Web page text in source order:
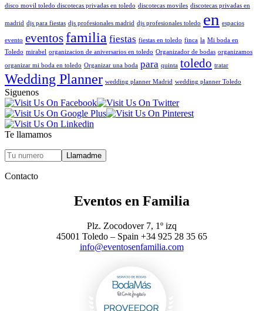
disco movil toledo discotecas privadas en toledo discotecas moviles discotecas privadas en
madrid djs para fiestas djs profesionales madrid djs profesionales toledo en espacios
evento eventosfamilia fiestas fiestas en toledo finca la Mi boda en
Toledo mirabel organizacion de aniversarios en toledo Organizador de bodas organizamos
organizar mi boda en toledo Organizar una boda para quinta toledo tratar
Wedding Planner wedding planner Madrid wedding planner Toledo
Siguenos
Te llamamos
Contacto
Eventos en Familia
Plz. Zocodover 7, 1º izq
45001 Toledo – Spain +34 925 28 35 65
info@eventosenfamilia.com